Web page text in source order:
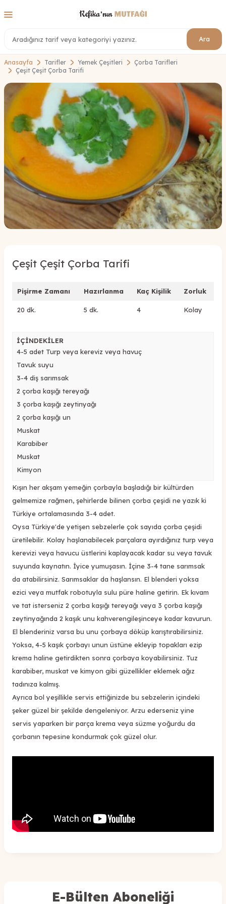
Ara
Anasayfa Tarifler Yemek Çeşitleri
Çorba Tarifleri
Çeşit Çeşit Çorba Tarifi
Çeşit Çeşit Çorba Tarifi
Pişirme Zamanı Hazırlanma Kaç Kişilik Zorluk
20 dk. 5 dk. 4 Kolay
İÇİNDEKİLER
4-5 adet Turp veya kereviz veya havuç
Tavuk suyu
3-4 diş sarımsak
2 çorba kaşığı tereyağı
3 çorba kaşığı zeytinyağı
2 çorba kaşığı un
Muskat
Karabiber
Muskat
Kimyon
Kışın her akşam yemeğin çorbayla başladığı bir kültürden
gelmemize rağmen, şehirlerde bilinen çorba çeşidi ne yazık ki
Türkiye ortalamasında 3-4 adet.
Oysa Türkiye'de yetişen sebzelerle çok sayıda çorba çeşidi
üretilebilir. Kolay haşlanabilecek parçalara ayırdığınız turp veya
kerevizi veya havucu üstlerini kaplayacak kadar su veya tavuk
suyunda kaynatın. İyice yumuşasın. İçine 3-4 tane sarımsak
da atabilirsiniz. Sarımsaklar da haşlansın. El blenderi yoksa
ezici veya mutfak robotuyla sulu püre haline getirin. Ek kıvam
ve tat isterseniz 2 çorba kaşığı tereyağı veya 3 çorba kaşığı
zeytinyağında 2 kaşık unu kahverengileşinceye kadar kavurun.
El blenderiniz varsa bu unu çorbaya döküp karıştırabilirsiniz.
Yoksa, 4-5 kaşık çorbayı unun üstüne ekleyip topakları ezip
krema haline getirdikten sonra çorbaya koyabilirsiniz. Tuz
karabiber, muskat ve kimyon gibi güzellikler eklemek ağız
tadınıza kalmış.
Ayrıca bol yeşillikle servis ettiğinizde bu sebzelerin içindeki
şeker güzel bir şekilde dengeleniyor. Arzu ederseniz yine
servis yaparken bir parça krema veya süzme yoğurdu da
çorbanın tepesine kondurmak çok güzel olur.
E-Bülten Aboneliği